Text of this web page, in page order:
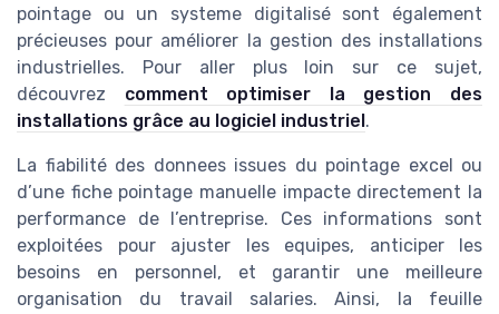
pointage ou un systeme digitalisé sont également
précieuses pour améliorer la gestion des installations
industrielles. Pour aller plus loin sur ce sujet,
découvrez comment optimiser la gestion des
installations grâce au logiciel industriel.
La fiabilité des donnees issues du pointage excel ou
d’une fiche pointage manuelle impacte directement la
performance de l’entreprise. Ces informations sont
exploitées pour ajuster les equipes, anticiper les
besoins en personnel, et garantir une meilleure
organisation du travail salaries. Ainsi, la feuille